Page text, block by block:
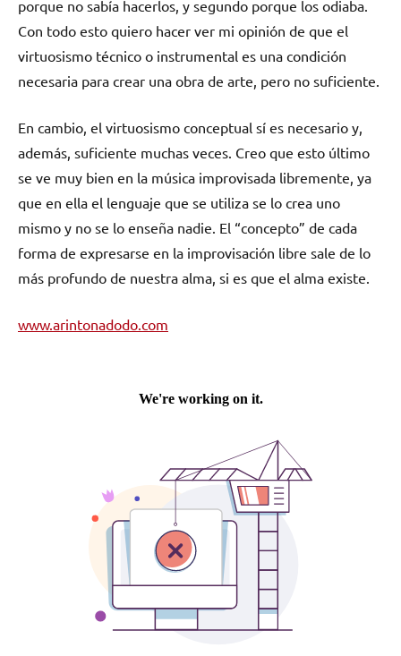
porque no sabía hacerlos, y segundo porque los odiaba.
Con todo esto quiero hacer ver mi opinión de que el
virtuosismo técnico o instrumental es una condición
necesaria para crear una obra de arte, pero no suficiente.
En cambio, el virtuosismo conceptual sí es necesario y,
además, suficiente muchas veces. Creo que esto último
se ve muy bien en la música improvisada libremente, ya
que en ella el lenguaje que se utiliza se lo crea uno
mismo y no se lo enseña nadie. El “concepto” de cada
forma de expresarse en la improvisación libre sale de lo
más profundo de nuestra alma, si es que el alma existe.
www.arintonadodo.com